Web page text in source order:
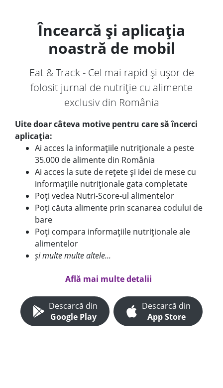
Încearcă și aplicația
noastră de mobil
Eat & Track - Cel mai rapid și ușor de
folosit jurnal de nutriție cu alimente
exclusiv din România
Uite doar câteva motive pentru care să încerci
aplicația:
Ai acces la informațiile nutriționale a peste
35.000 de alimente din România
Ai acces la sute de rețete și idei de mese cu
informațiile nutriționale gata completate
Poți vedea Nutri-Score-ul alimentelor
Poți căuta alimente prin scanarea codului de
bare
Poți compara informațiile nutriționale ale
alimentelor
și multe multe altele...
Află mai multe detalii
Descarcă din
Google Play
Descarcă din
App Store